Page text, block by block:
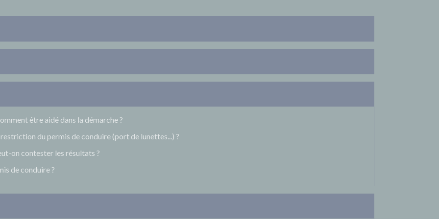
être aidé dans la démarche ?
du permis de conduire (port de lunettes...) ?
on contester les résultats ?
de conduire ?